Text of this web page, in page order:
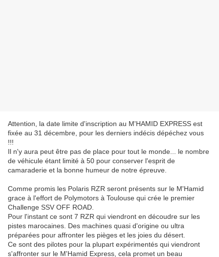
Attention, la date limite d'inscription au M'HAMID EXPRESS est
fixée au 31 décembre, pour les derniers indécis dépéchez vous
!!!
Il n'y aura peut être pas de place pour tout le monde... le nombre
de véhicule étant limité à 50 pour conserver l'esprit de
camaraderie et la bonne humeur de notre épreuve.
Comme promis les Polaris RZR seront présents sur le M'Hamid
grace à l'effort de Polymotors à Toulouse qui crée le premier
Challenge SSV OFF ROAD.
Pour l'instant ce sont 7 RZR qui viendront en découdre sur les
pistes marocaines. Des machines quasi d'origine ou ultra
préparées pour affronter les pièges et les joies du désert.
Ce sont des pilotes pour la plupart expérimentés qui viendront
s'affronter sur le M'Hamid Express, cela promet un beau